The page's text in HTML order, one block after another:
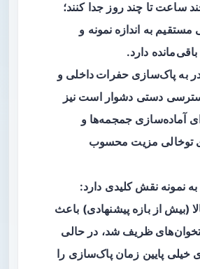
ساعت تا چند روز جدا کنند؛
مستقیم به اندازه نمونه و
دارد.
به پاک‌سازی حفرات داخلی و
دستی دشوار است نیز
آماده‌سازی جمجمه‌ها و
توخالی مزیت محسوب
نمونه نقش کلیدی دارد:
(بیش از بازه پیشنهادی) باعث
ظریف شد، در حالی
پایین زمان پاک‌سازی را